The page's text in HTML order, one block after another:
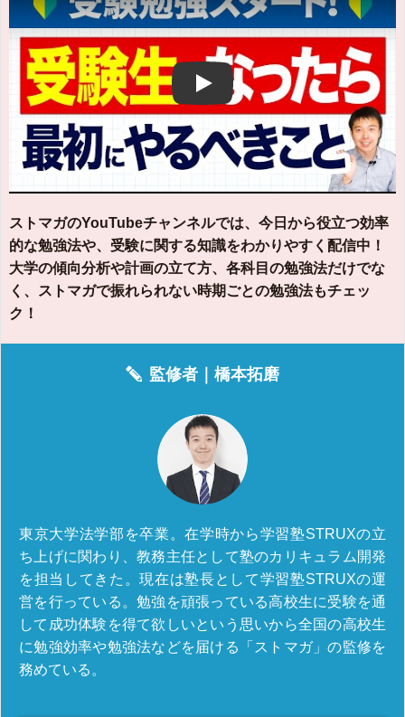
Play
ストマガのYouTubeチャンネルでは、今日から役立つ効率
的な勉強法や、受験に関する知識をわかりやすく配信中！
大学の傾向分析や計画の立て方、各科目の勉強法だけでな
く、ストマガで振れられない時期ごとの勉強法もチェッ
ク！
監修者｜橋本拓磨
東京大学法学部を卒業。在学時から学習塾STRUXの立
ち上げに関わり、教務主任として塾のカリキュラム開発
を担当してきた。現在は塾長として学習塾STRUXの運
営を行っている。勉強を頑張っている高校生に受験を通
して成功体験を得て欲しいという思いから全国の高校生
に勉強効率や勉強法などを届ける「ストマガ」の監修を
務めている。